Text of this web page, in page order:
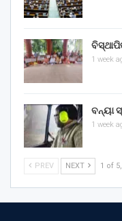
1 week
ବନ୍ୟା
1 week
PREV NEXT 1 of